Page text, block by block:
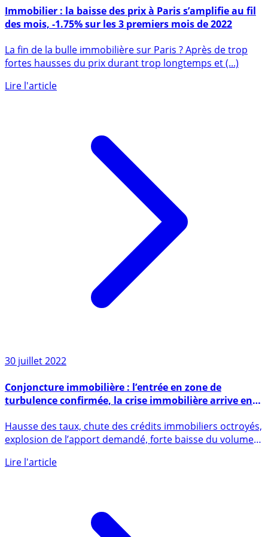
21 avril 2022
des mois, -1.75% sur les 3 premiers mois de 2022
fortes hausses du prix durant trop longtemps et (...)
30 juillet 2022
turbulence confirmée, la crise immobilière arrive en
France
explosion de l’apport demandé, forte baisse du volume